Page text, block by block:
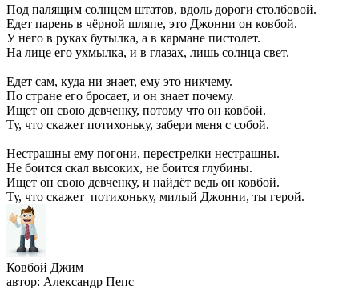
Под палящим солнцем штатов, вдоль дороги столбовой.
Едет парень в чёрной шляпе, это Джонни он ковбой.
У него в руках бутылка, а в кармане пистолет.
На лице его ухмылка, и в глазах, лишь солнца свет.
Едет сам, куда ни знает, ему это никчему.
По стране его бросает, и он знает почему.
Ищет он свою девченку, потому что он ковбой.
Ту, что скажет потихоньку, забери меня с собой.
Нестрашны ему погони, перестрелки нестрашны.
Не боится скал высоких, не боится глубины.
Ищет он свою девченку, и найдёт ведь он ковбой.
Ту, что скажет потихоньку, милый Джонни, ты герой.
Ковбой Джим
автор: Александр Пепс